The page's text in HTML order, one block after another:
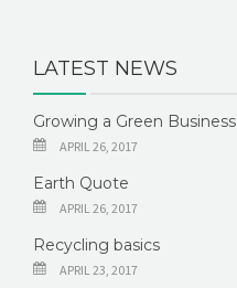
LATEST NEWS
Growing a Green Business
APRIL 26, 2017
Earth Quote
APRIL 26, 2017
Recycling basics
APRIL 23, 2017